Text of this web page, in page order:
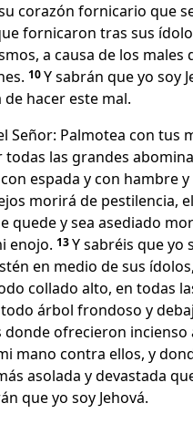
corazón fornicario que
fornicaron tras sus
a causa de los males
10Y sabrán que yo soy
hacer este mal.
Señor: Palmotea con tus
todas las grandes
espada y con hambre
morirá de pestilencia,
quede y sea asediado
enojo. 13Y sabréis que yo
en medio de sus
collado alto, en todas
árbol frondoso y
donde ofrecieron incienso
mano contra ellos, y
asolada y devastada
que yo soy Jehová.